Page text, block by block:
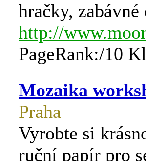
hračky, zabávné
http://
PageRank:/10
Mozaika
Praha
Vyrobte si
ruční papír pro